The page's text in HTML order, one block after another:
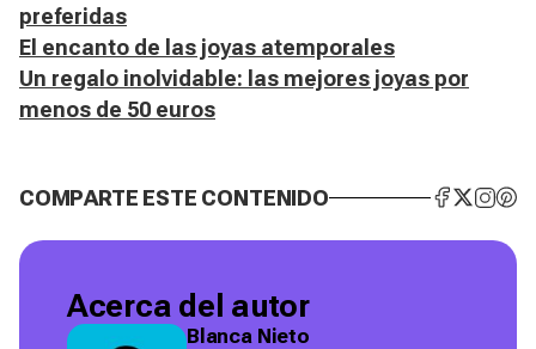
preferidas
El encanto de las joyas atemporales
Un regalo inolvidable: las mejores joyas por
menos de 50 euros
COMPARTE ESTE CONTENIDO
Acerca del autor
Blanca Nieto